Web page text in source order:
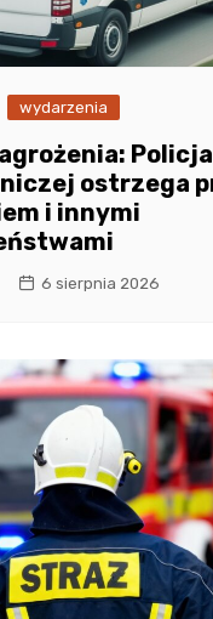
wydarzenia
ostrzega
i innymi
6 sierpnia 2026